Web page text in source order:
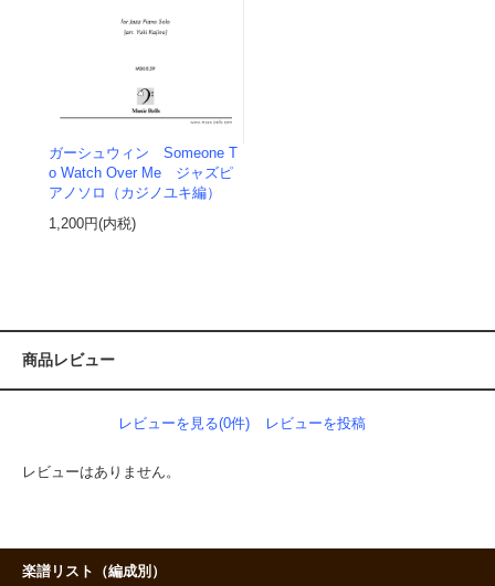
ガーシュウィン Someone T
o Watch Over Me ジャズピ
アノソロ（カジノユキ編）
1,200円(内税)
商品レビュー
レビューを見る(0件) レビューを投稿
レビューはありません。
楽譜リスト（編成別）